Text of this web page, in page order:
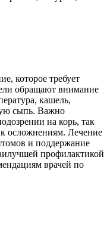
которое требует
обращают внимание
кашель,
сыпь. Важно
на корь, так
к осложнениям. Лечение
и поддержание
профилактикой
врачей по